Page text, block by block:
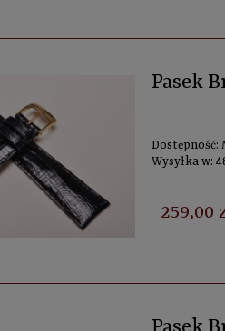
Pasek
Dostępność:
Wysyłka w:
259,00